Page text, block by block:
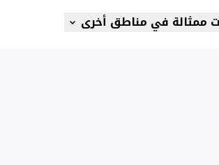
ممثالة في مناطق أخرى